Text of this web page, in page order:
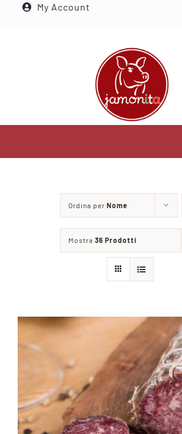
Salta
My Account
Settori che serviamo
Visita il nostro shop
Contattaci
Ordina per Nome
Mostra 36 Prodotti